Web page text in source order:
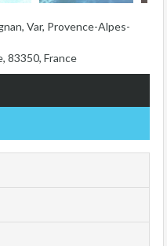
Var, Provence-Alpes-
83350, France